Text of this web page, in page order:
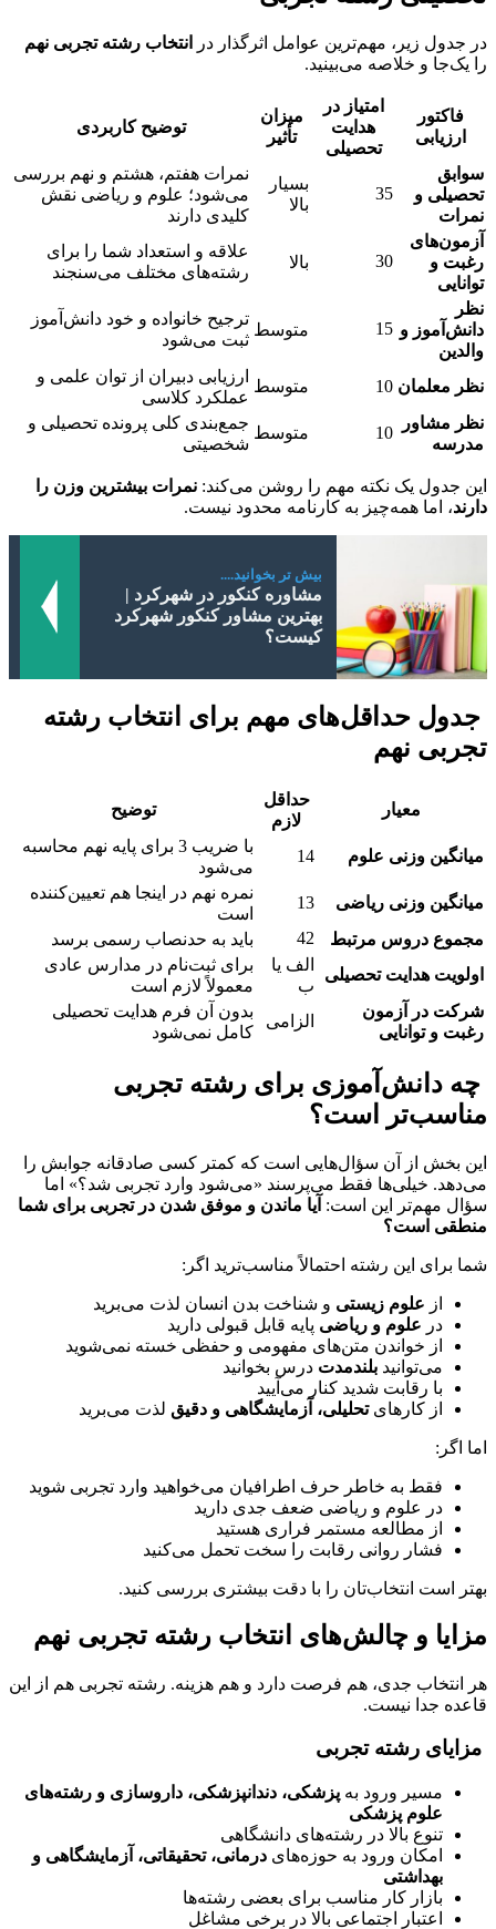
در جدول زیر، مهم‌ترین عوامل اثرگذار در
انتخاب رشته تجربی نهم
را یک‌جا و خلاصه می‌بینید.
فاکتور
ارزیابی
امتیاز در
هدایت
تحصیلی
میزان
تأثیر
توضیح کاربردی
سوابق
تحصیلی و
نمرات
35
بسیار
بالا
نمرات هفتم، هشتم و نهم بررسی
می‌شود؛ علوم و ریاضی نقش
کلیدی دارند
آزمون‌های
رغبت و
توانایی
30 بالا
علاقه و استعداد شما را برای
رشته‌های مختلف می‌سنجند
نظر
دانش‌آموز و
والدین
15 متوسط
ترجیح خانواده و خود دانش‌آموز
ثبت می‌شود
نظر معلمان 10 متوسط
ارزیابی دبیران از توان علمی و
عملکرد کلاسی
نظر مشاور
مدرسه
10 متوسط
جمع‌بندی کلی پرونده تحصیلی و
شخصیتی
این جدول یک نکته مهم را روشن می‌کند: نمرات بیشترین وزن را
دارند، اما همه‌چیز به کارنامه محدود نیست.
بیش تر بخوانید....
مشاوره کنکور در شهرکرد |
بهترین مشاور کنکور شهرکرد
کیست؟
جدول حداقل‌های مهم برای انتخاب رشته
تجربی نهم
معیار
حداقل
لازم
توضیح
میانگین وزنی علوم 14
با ضریب 3 برای پایه نهم محاسبه
می‌شود
میانگین وزنی ریاضی
13
نمره نهم در اینجا هم تعیین‌کننده
است
مجموع دروس مرتبط
42
باید به حدنصاب رسمی برسد
اولویت هدایت تحصیلی
الف یا
ب
برای ثبت‌نام در مدارس عادی
معمولاً لازم است
شرکت در آزمون
رغبت و توانایی
الزامی
بدون آن فرم هدایت تحصیلی
کامل نمی‌شود
چه دانش‌آموزی برای رشته تجربی
مناسب‌تر است؟
این بخش از آن سؤال‌هایی است که کمتر کسی صادقانه جوابش را
می‌دهد. خیلی‌ها فقط می‌پرسند «می‌شود وارد تجربی شد؟» اما
سؤال مهم‌تر این است: آیا ماندن و موفق شدن در تجربی برای شما
منطقی است؟
شما برای این رشته احتمالاً مناسب‌ترید اگر:
از علوم زیستی و شناخت بدن انسان لذت می‌برید
در علوم و ریاضی پایه قابل قبولی دارید
از خواندن متن‌های مفهومی و حفظی خسته نمی‌شوید
می‌توانید بلندمدت درس بخوانید
با رقابت شدید کنار می‌آیید
از کارهایتحلیلی، آزمایشگاهی و دقیق لذت می‌برید
اما اگر:
فقط به خاطر حرف اطرافیان می‌خواهید وارد تجربی شوید
در علوم و ریاضی ضعف جدی دارید
از مطالعه مستمر فراری هستید
فشار روانی رقابت را سخت تحمل می‌کنید
بهتر است انتخاب‌تان را با دقت بیشتری بررسی کنید.
مزایا و چالش‌های انتخاب رشته تجربی نهم
هر انتخاب جدی، هم فرصت دارد و هم هزینه. رشته تجربی هم از این
قاعده جدا نیست.
مزایای رشته تجربی
مسیر ورود به پزشکی، دندانپزشکی، داروسازی و رشته‌های
علوم پزشکی
تنوع بالا در رشته‌های دانشگاهی
امکان ورود به حوزه‌های درمانی، تحقیقاتی، آزمایشگاهی و
بهداشتی
بازار کار مناسب برای بعضی رشته‌ها
اعتبار اجتماعی بالا در برخی مشاغل